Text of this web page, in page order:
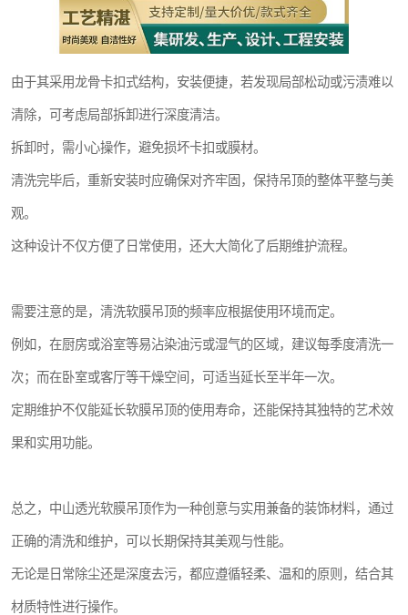
由于其采用龙骨卡扣式结构，安装便捷，若发现局部松动或污渍难以
清除，可考虑局部拆卸进行深度清洁。
拆卸时，需小心操作，避免损坏卡扣或膜材。
清洗完毕后，重新安装时应确保对齐牢固，保持吊顶的整体平整与美
观。
这种设计不仅方便了日常使用，还大大简化了后期维护流程。
需要注意的是，清洗软膜吊顶的频率应根据使用环境而定。
例如，在厨房或浴室等易沾染油污或湿气的区域，建议每季度清洗一
次；而在卧室或客厅等干燥空间，可适当延长至半年一次。
定期维护不仅能延长软膜吊顶的使用寿命，还能保持其独特的艺术效
果和实用功能。
总之，中山透光软膜吊顶作为一种创意与实用兼备的装饰材料，通过
正确的清洗和维护，可以长期保持其美观与性能。
无论是日常除尘还是深度去污，都应遵循轻柔、温和的原则，结合其
材质特性进行操作。